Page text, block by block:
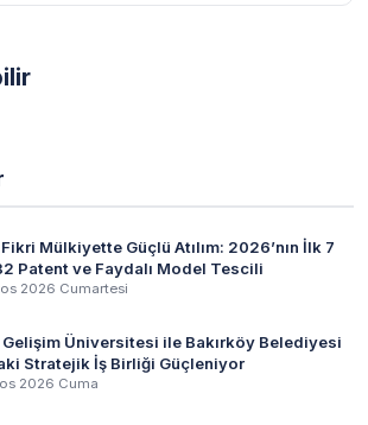
Fikri Mülkiyette Güçlü Atılım: 2026’nın İlk 7
Patent ve Faydalı Model Tescili
2026 Cumartesi
Üniversitesi ile Bakırköy Belediyesi
Stratejik İş Birliği Güçleniyor
2026 Cuma